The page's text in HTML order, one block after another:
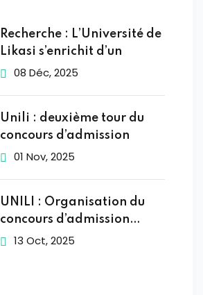
Recherche : L’Université de
Likasi s’enrichit d’un
08 Déc, 2025
Unili : deuxième tour du
concours d’admission
01 Nov, 2025
UNILI : Organisation du
concours d’admission
2025-2026
13 Oct, 2025